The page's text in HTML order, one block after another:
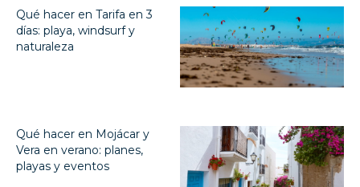
Qué hacer en Tarifa en 3
días: playa, windsurf y
naturaleza
Qué hacer en Mojácar y
Vera en verano: planes,
playas y eventos